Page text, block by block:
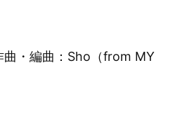
編曲：Sho（from MY